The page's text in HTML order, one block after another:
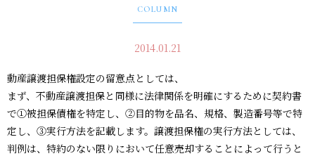
COLUMN
2014.01.21
動産譲渡担保権設定の留意点としては、
まず、不動産譲渡担保と同様に法律関係を明確にするために契約書
で①被担保債権を特定し、②目的物を品名、規格、製造番号等で特
定し、③実行方法を記載します。譲渡担保権の実行方法としては、
判例は、特約のない限りにおいて任意売却することによって行うと